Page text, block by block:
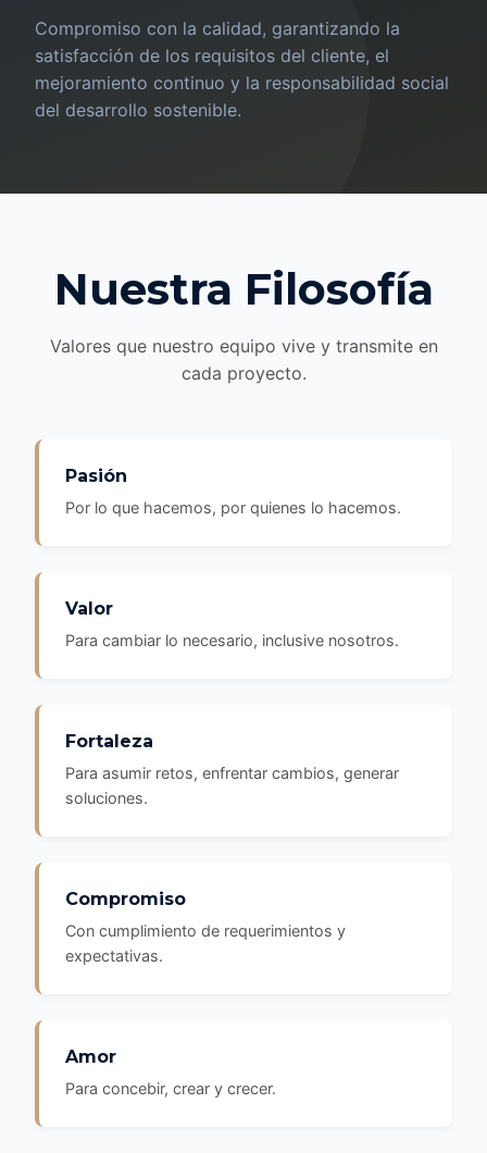
Compromiso con la calidad, garantizando la
satisfacción de los requisitos del cliente, el
mejoramiento continuo y la responsabilidad social
del desarrollo sostenible.
Nuestra Filosofía
Valores que nuestro equipo vive y transmite en
cada proyecto.
Pasión
Por lo que hacemos, por quienes lo hacemos.
Valor
Para cambiar lo necesario, inclusive nosotros.
Fortaleza
Para asumir retos, enfrentar cambios, generar
soluciones.
Compromiso
Con cumplimiento de requerimientos y
expectativas.
Amor
Para concebir, crear y crecer.